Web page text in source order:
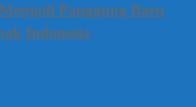
Panggung Baru
Indonesia